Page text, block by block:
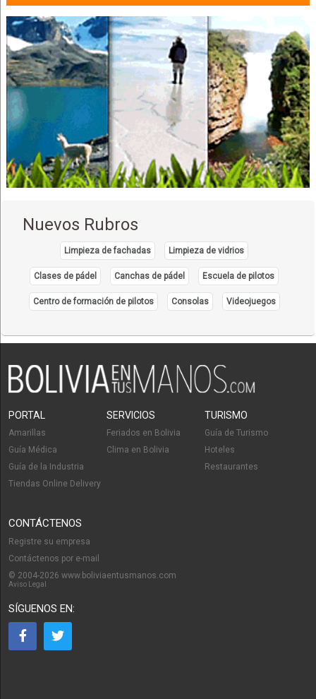
Nuevos Rubros
Limpieza de fachadas Limpieza de vidrios
Clases de pádel Canchas de pádel Escuela de pilotos
Centro de formación de pilotos Consolas Videojuegos
PORTAL
Amarillas
Guía Médica
Guía de la Industria
Tiendas Online Delivery
SERVICIOS
Feriados en Bolivia
Clima en Bolivia
TURISMO
Guía de Turismo
Hoteles
Restaurantes
CONTÁCTENOS
Registre su empresa
Contáctenos por e-mail
© 2004-2026 www.boliviaentusmanos.com
Aviso Legal
SÍGUENOS EN: